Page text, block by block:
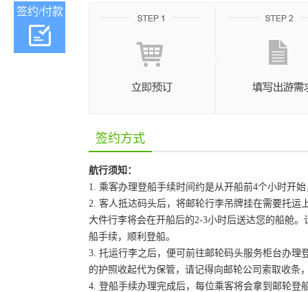
签约/付款
签约方式
航行须知：
1. 乘客办理登船手续时间约是从开船前4个小时开
2. 客人抵达码头后，将邮轮行李吊牌挂在需要托
大件行李将会在开船后的2-3小时后送达您的船舱
船手续，顺利登船。
3. 托运行李之后，便可前往邮轮码头服务柜台办
的护照收起代为保管，请记得向邮轮公司索取收
4. 登船手续办理完成后，每位乘客将会拿到邮轮